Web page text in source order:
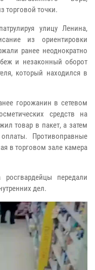
торговой точки.
улицу Ленина,
из ориентировки
ранее неоднократно
и незаконный оборот
который находился в
горожанин в сетевом
средств на
товар в пакет, а затем
Противоправные
в торговом зале камера
росгвардейцы передали
дел.